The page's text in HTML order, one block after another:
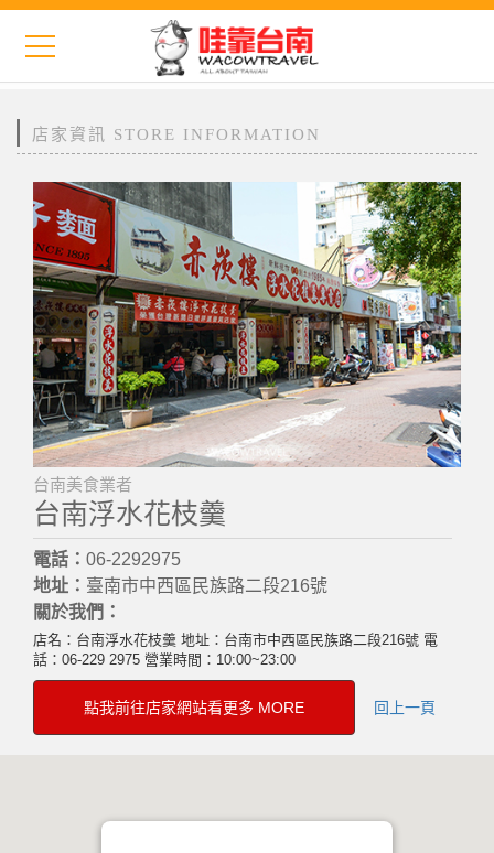
店家資訊 STORE INFORMATION
台南美食業者
台南浮水花枝羹
電話： 06-2292975
地址： 臺南市中西區民族路二段216號
關於我們：
店名：台南浮水花枝羹 地址：台南市中西區民族路二段216號 電
話：06-229 2975 營業時間：10:00~23:00
點我前往店家網站看更多 MORE 回上一頁